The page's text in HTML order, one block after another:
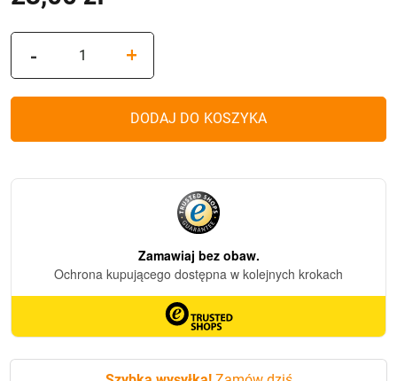
-
Znicz
Grafit
+
DODAJ DO KOSZYKA